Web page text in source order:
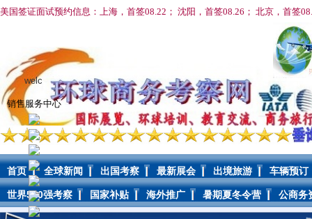
美国签证面试预约信息：上海，首签08.22； 沈阳，首签08.26； 北京，首签08
首页 全球新闻 出国考察 最新展会 出境旅游 车辆预订
世界500强考察 国家补贴 海外推广 暑期夏冬令营 公商务
welc
销售服务中心